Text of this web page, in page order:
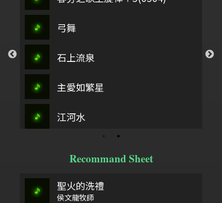
弓舞
石上流泉
主愛如繁星
江河水
Recommand Sheet
聖火的洗禮
侯文龍牧師